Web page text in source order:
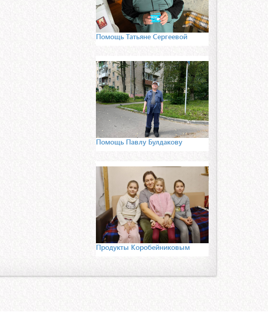
Помощь Татьяне Сергеевой
Помощь Павлу Булдакову
Продукты Коробейниковым